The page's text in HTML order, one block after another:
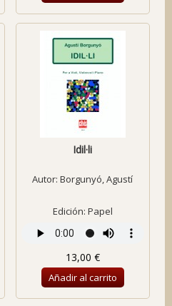
Idil·li
Autor:Borgunyó, Agustí
Edición: Papel
13,00 €
Añadir al carrito